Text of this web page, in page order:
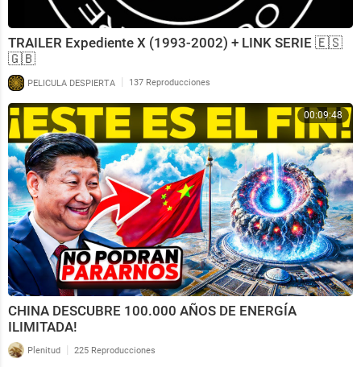
TRAILER Expediente X (1993-2002) + LINK SERIE 🇪🇸
🇬🇧
PELICULA DESPIERTA | 137 Reproducciones
00:09:48
CHINA DESCUBRE 100.000 AÑOS DE ENERGÍA
ILIMITADA!
Plenitud | 225 Reproducciones